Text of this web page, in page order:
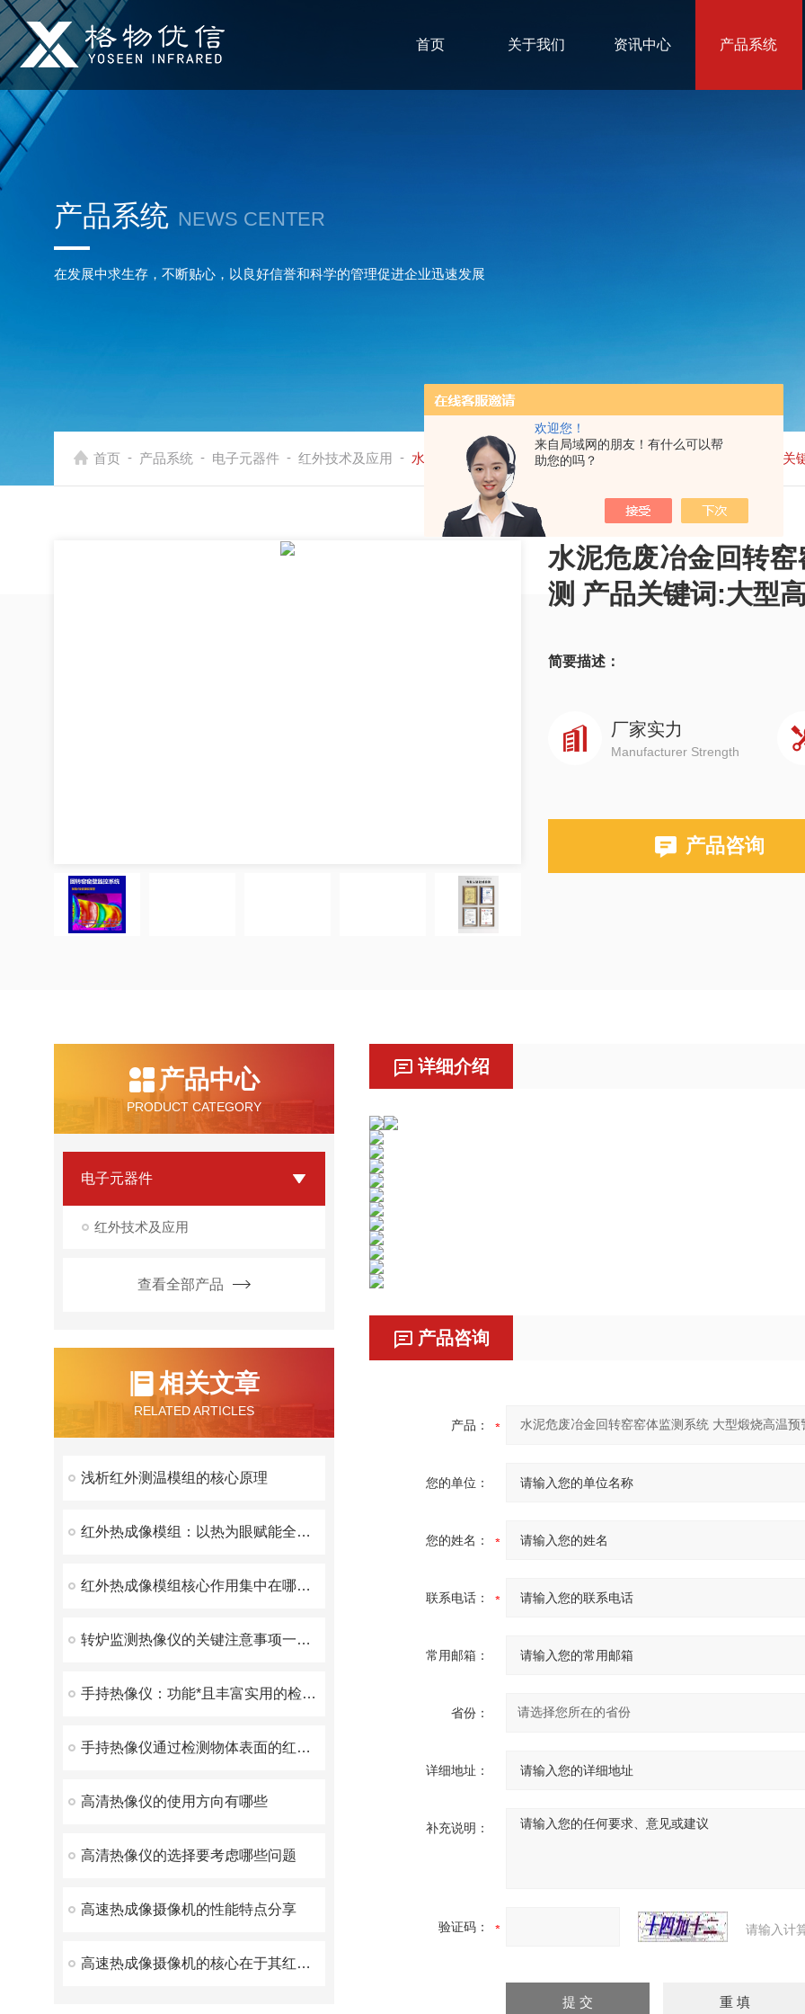
欢迎您！
来自局域网的朋友！有什么可以帮
助您的吗？
首页 关于我们 资讯中心 产品系统
产品系统 NEWS CENTER
在发展中求生存，不断贴心，以良好信誉和科学的管理促进企业迅速发展
首页 - 产品系统 - 电子元器件 - 红外技术及应用 - 水泥危废冶金回转窑窑体监测系统 大型煅烧高温预警监测 产品关
水泥危废冶金回转
测 产品关键词:大型
简要描述：
厂家实力
Manufacturer Strength
产品咨询
产品中心
PRODUCT CATEGORY
电子元器件
红外技术及应用
查看全部产品
相关文章
RELATED ARTICLES
浅析红外测温模组的核心原理
红外热成像模组：以热为眼赋能全域精准感知
红外热成像模组核心作用集中在哪方面？
转炉监测热像仪的关键注意事项一起了解下
手持热像仪：功能*且丰富实用的检测利器
手持热像仪通过检测物体表面的红外辐射来测量其温度
高清热像仪的使用方向有哪些
高清热像仪的选择要考虑哪些问题
高速热成像摄像机的性能特点分享
高速热成像摄像机的核心在于其红外探测器阵列
详细介绍
产品咨询
产品：
您的单位：
您的姓名：
联系电话：
常用邮箱：
省份：
详细地址：
补充说明：
验证码： 请输入计